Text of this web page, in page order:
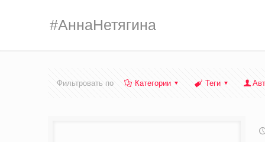
#АннаНетягина
Фильтровать по Категории Теги